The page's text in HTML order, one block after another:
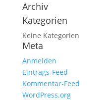
Archiv
Kategorien
Keine Kategorien
Meta
Anmelden
Eintrags-Feed
Kommentar-Feed
WordPress.org